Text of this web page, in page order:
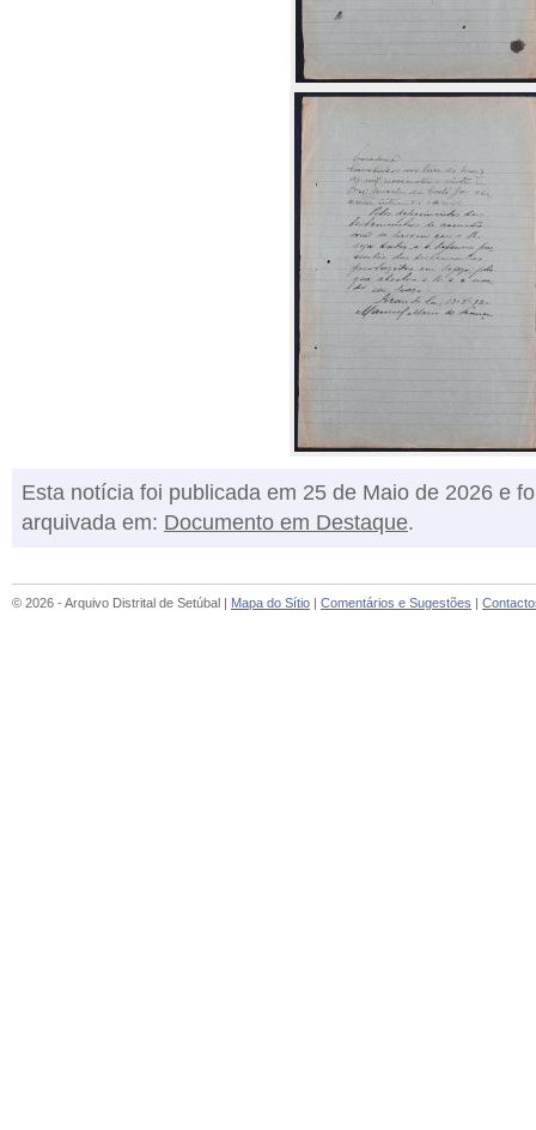
Esta notícia foi publicada em 25 de Maio de 2026 e
arquivada em: Documento em Destaque.
© 2026 - Arquivo Distrital de Setúbal | Mapa do Sítio | Comentários e Sugestões |